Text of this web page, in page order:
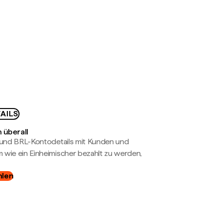
überall
und BRL-Kontodetails mit Kunden und
wie ein Einheimischer bezahlt zu werden,